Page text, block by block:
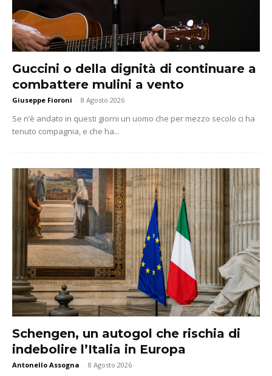
Guccini o della dignità di continuare a
combattere mulini a vento
Giuseppe Fioroni - 8 Agosto 2026
Se n’è andato in questi giorni un uomo che per mezzo secolo ci ha
tenuto compagnia, e che ha...
Schengen, un autogol che rischia di
indebolire l’Italia in Europa
Antonello Assogna - 8 Agosto 2026